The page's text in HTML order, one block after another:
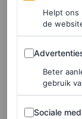
Helpt ons
de
Advertenties
Beter
gebruik
Sociale media
Sociale